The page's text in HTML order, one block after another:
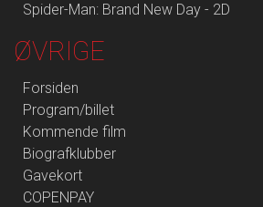
Spider-Man: Brand New Day - 2D
ØVRIGE
Forsiden
Program/billet
Kommende film
Biografklubber
Gavekort
COPENPAY